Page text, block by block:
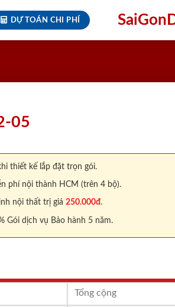
DỰ TOÁN CHI PHÍ
05
thiết kế lắp đặt trọn gói.
phí nội thành HCM (trên 4 bộ).
nội thất trị giá 250.000đ.
Gói dịch vụ Bảo hành 5 năm.